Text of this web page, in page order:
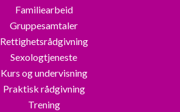
Familiearbeid
Gruppesamtaler
Rettighetsrådgivning
Sexologtjeneste
Kurs og undervisning
Praktisk rådgivning
Trening